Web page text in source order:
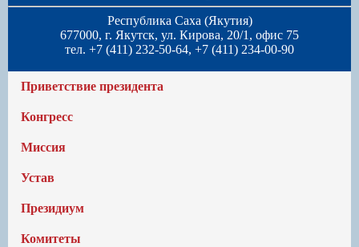
Республика Саха (Якутия)
677000, г. Якутск, ул. Кирова, 20/1, офис 75
тел. +7 (411) 232-50-64, +7 (411) 234-00-90
Приветствие президента
Конгресс
Миссия
Устав
Президиум
Комитеты